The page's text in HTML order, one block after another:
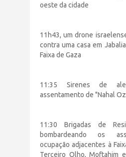
oeste da cidade
11h43, um drone
contra uma casa em
Faixa de Gaza
11:35 Sirenes de
assentamento de "Nahal
11:30 Brigadas de
bombardeando os
ocupação adjacentes à
Terceiro Olho, Moftahim